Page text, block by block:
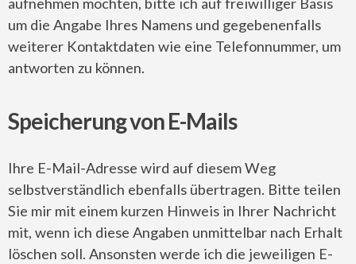
um die Angabe Ihres Namens und gegebenenfalls
weiterer Kontaktdaten wie eine Telefonnummer, um
antworten zu können.
Speicherung von E-Mails
Ihre E-Mail-Adresse wird auf diesem Weg
selbstverständlich ebenfalls übertragen. Bitte teilen
Sie mir mit einem kurzen Hinweis in Ihrer Nachricht
mit, wenn ich diese Angaben unmittelbar nach Erhalt
löschen soll. Ansonsten werde ich die jeweiligen E-